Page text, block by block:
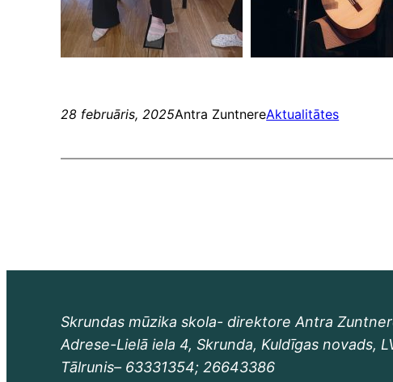
28 februāris, 2025Antra ZuntnereAktualitātes
Skrundas mūzika skola- direktore Antra
Adrese-Lielā iela 4, Skrunda, Kuldīgas novads,
Tālrunis– 63331354; 26643386